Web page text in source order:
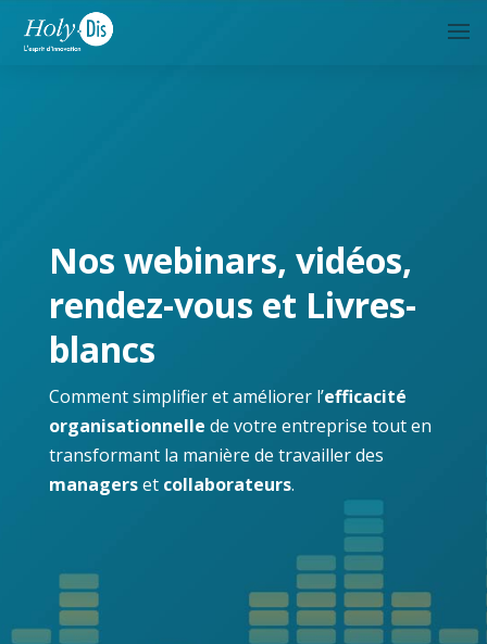
Nos webinars, vidéos,
rendez-vous et Livres-
blancs
Comment simplifier et améliorer l’efficacité
organisationnelle de votre entreprise tout en
transformant la manière de travailler des
managerset collaborateurs.